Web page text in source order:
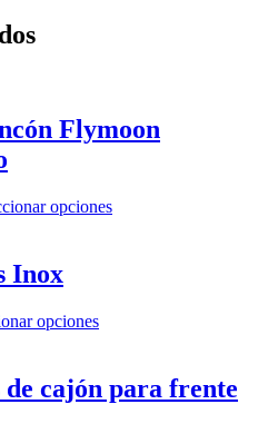
Flymoon
opciones
Inox
opciones
cajón para frente